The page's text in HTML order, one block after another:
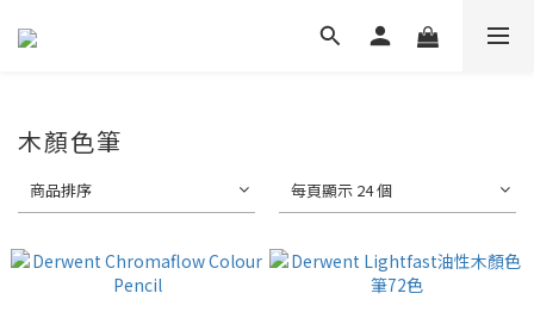
木顏色筆
商品排序 每頁顯示 24 個